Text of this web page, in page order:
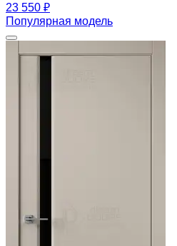
23 550 ₽
Популярная модель